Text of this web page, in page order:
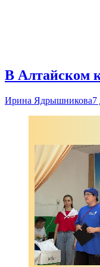
В Алтайском
Ирина Ядрышникова7